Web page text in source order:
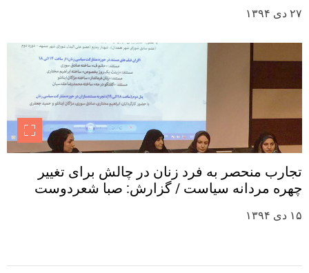
۲۷ دی ۱۳۹۴
تجارب منحصر به فرد زنان در چالش برای تغییر
چهره مردانه سیاست / گزارش: صبا شعردوست
۱۵ دی ۱۳۹۴